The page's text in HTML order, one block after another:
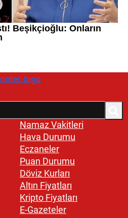
Namaz Vakitleri
Hava Durumu
Eczaneler
Puan Durumu
Döviz Kurları
Altın Fiyatları
Kripto Fiyatları
E-Gazeteler